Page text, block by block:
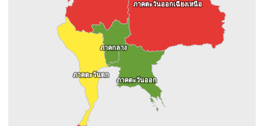
ภาคกลาง
ภาคกลาง
ภาคตะวันออกเฉียงเหนือ
ภาคตะวันออกเฉียงเหนือ
ภาคตะวันออก
ภาคตะวันออก
ภาคตะวันตก
ภาคตะวันตก